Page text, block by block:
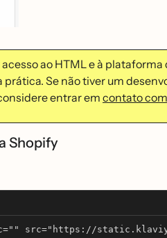
ao HTML e à
Se não tiver um
entrar em contato
Shopify
src="https://